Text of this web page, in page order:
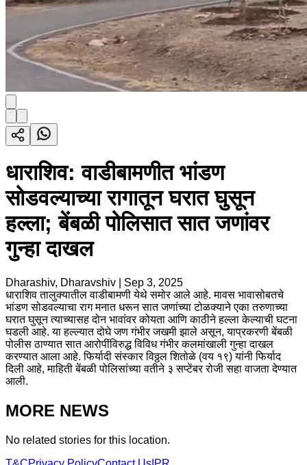
धाराशिव: वाडीबामणीत भांडण
सोडवल्याच्या रागातून घरात घुसून
हल्ला; बेंबळी पोलिसात सात जणांवर
गुन्हा दाखल
Dharashiv, Dharavshiv
Sep 3, 2025
धाराशिव तालुक्यातील वाडीबामणी येथे समोर आले आहे. मावस भावासोबतचे
भांडण सोडवल्याचा राग मनात धरून सात जणांच्या टोळक्याने एका तरुणाच्या
घरात घुसून त्याच्यासह दोन भावांवर कोयता आणि काठीने हल्ला केल्याची घटना
घडली आहे. या हल्ल्यात दोघे जण गंभीर जखमी झाले असून, याप्रकरणी बेंबळी
पोलीस ठाण्यात सात आरोपींविरुद्ध विविध गंभीर कलमांखाली गुन्हा दाखल
करण्यात आला आहे. फिर्यादी संस्कार विठ्ठल शितोळे (वय १९) यांनी फिर्याद
दिली आहे, माहिती बेंबळी पोलिसांच्या वतीने ३ सप्टेंबर रोजी सहा वाजता देण्यात
आली.
MORE NEWS
No related stories for this location.